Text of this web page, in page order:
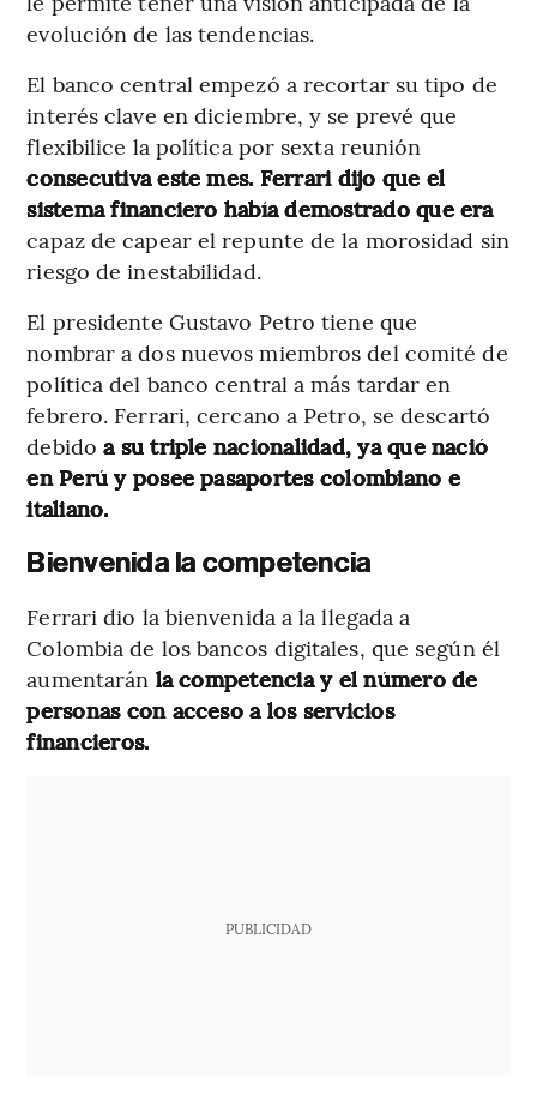
evolución de las tendencias.
El banco central empezó a recortar su tipo de
interés clave en diciembre, y se prevé que
flexibilice la política por sexta reunión
consecutiva este mes. Ferrari dijo que el
sistema financiero había demostrado que era
capaz de capear el repunte de la morosidad sin
riesgo de inestabilidad.
El presidente Gustavo Petro tiene que
nombrar a dos nuevos miembros del comité de
política del banco central a más tardar en
febrero. Ferrari, cercano a Petro, se descartó
debidoa su triple nacionalidad, ya que nació
en Perú y posee pasaportes colombiano e
italiano.
Bienvenida la competencia
Ferrari dio la bienvenida a la llegada a
Colombia de los bancos digitales, que según él
aumentarán la competencia y el número de
personas con acceso a los servicios
financieros.
PUBLICIDAD